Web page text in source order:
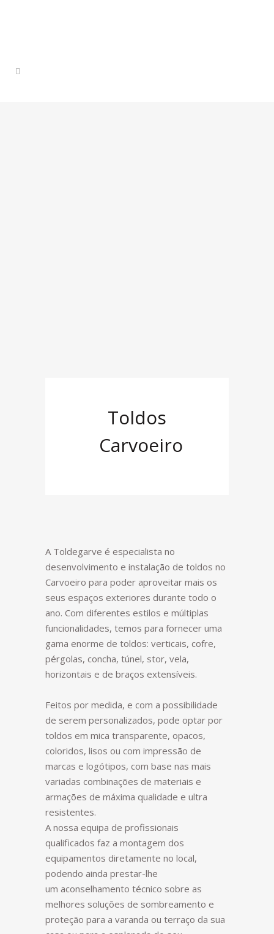
Toldos
Carvoeiro
A Toldegarve é especialista no
desenvolvimento e instalação de toldos no
Carvoeiro para poder aproveitar mais os
seus espaços exteriores durante todo o
ano. Com diferentes estilos e múltiplas
funcionalidades, temos para fornecer uma
gama enorme de toldos: verticais, cofre,
pérgolas, concha, túnel, stor, vela,
horizontais e de braços extensíveis.
Feitos por medida, e com a possibilidade
de serem personalizados, pode optar por
toldos em mica transparente, opacos,
coloridos, lisos ou com impressão de
marcas e logótipos, com base nas mais
variadas combinações de materiais e
armações de máxima qualidade e ultra
resistentes.
A nossa equipa de profissionais
qualificados faz a montagem dos
equipamentos diretamente no local,
podendo ainda prestar-lhe
um aconselhamento técnico sobre as
melhores soluções de sombreamento e
proteção para a varanda ou terraço da sua